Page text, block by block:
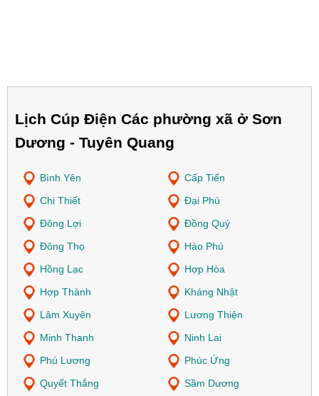
Lịch Cúp Điện Các phường xã ở Sơn
Dương - Tuyên Quang
Bình Yên
Cấp Tiến
Chi Thiết
Đại Phú
Đông Lợi
Đồng Quý
Đông Thọ
Hào Phú
Hồng Lạc
Hợp Hòa
Hợp Thành
Kháng Nhật
Lâm Xuyên
Lương Thiện
Minh Thanh
Ninh Lai
Phú Lương
Phúc Ứng
Quyết Thắng
Sầm Dương